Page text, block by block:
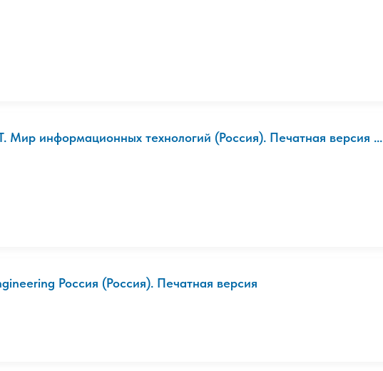
Мир информационных технологий (Россия). Печатная версия ...
Россия (Россия). Печатная версия